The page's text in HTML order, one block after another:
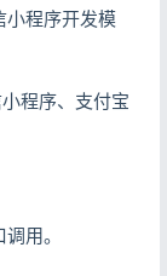
程序开发模
程序、支付宝
用。